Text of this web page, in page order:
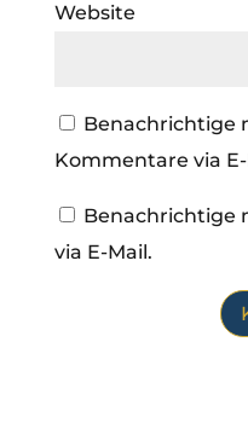
Website
Benachrichtige
Kommentare via
Benachrichtige
via E-Mail.